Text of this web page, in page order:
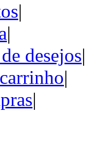
|
|
desejos|
|
|